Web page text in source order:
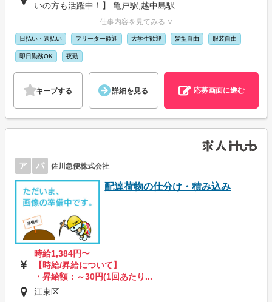
いの方も活躍中！】 亀戸駅,越中島駅...
仕事内容を見てみる ∨
日払い・週払い フリーター歓迎 大学生歓迎 髪型自由 服装自由
即日勤務OK 夜勤
キープする 詳細を見る 応募画面に進む
ア パ 佐川急便株式会社
配達荷物の仕分け・積み込み
時給1,384円〜
【時給/昇給について】
・昇給額：～30円(1回あたり...
江東区